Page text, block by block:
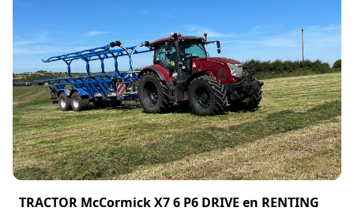
TRACTOR McCormick X7 6 P6 DRIVE en RENTING